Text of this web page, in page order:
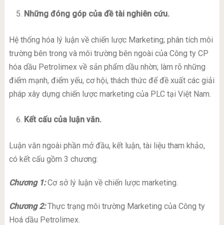
Những đóng góp của đề tài nghiên cứu.
Hệ thống hóa lý luận về chiến lược Marketing; phân tích môi
trường bên trong và môi trường bên ngoài của Công ty CP
hóa dầu Petrolimex về sản phẩm dầu nhờn; làm rõ những
điểm mạnh, điểm yếu, cơ hội, thách thức để đề xuất các giải
pháp xây dựng chiến lược marketing của PLC tại Việt Nam.
Kết cấu của luận văn.
Luận văn ngoài phần mở đầu, kết luận, tài liệu tham khảo,
có kết cấu gồm 3 chương:
Chương 1:Cơ sở lý luận về chiến lược marketing.
Chương 2:Thực trạng môi trường Marketing của Công ty
Hoá dầu Petrolimex.